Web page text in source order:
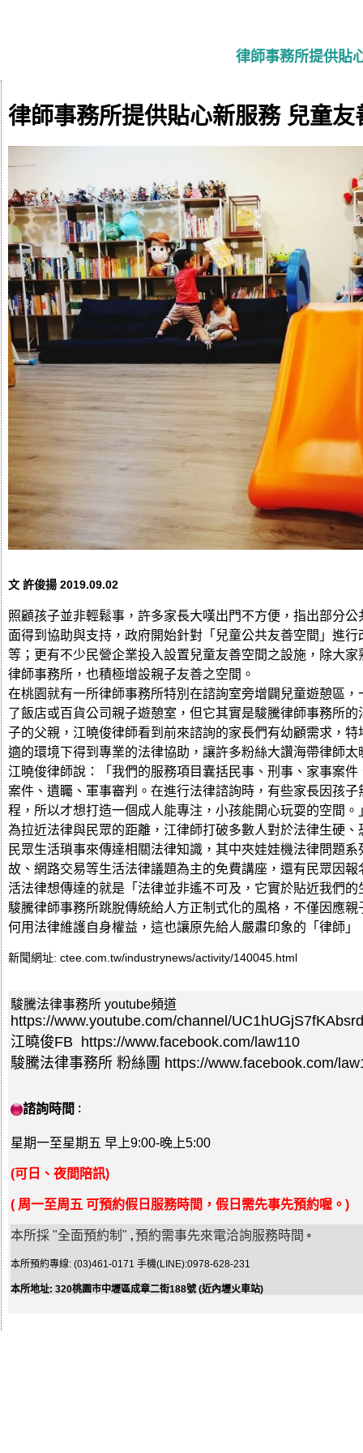
律師事務所提供貼
律師事務所提供貼心新服務 兒童
文 許俊揚 2019.09.02
照顧孩子並非輕鬆事，許多家長大嘆出門不方便，指出部分
面得到協助與支持，政府開始針對「兒童公共友善空間」進
等；更有不少民營企業投入設置兒童友善空間之設施，除大
律師事務所，也積極增設親子友善之空間。
在桃園就有一所律師事務所特別在諮詢室旁增闢兒童遊憩區
了飯店或百貨公司親子遊憩室，但它其實是駿騰律師事務所
子的父親，江曉俊律師看到前來諮詢的家長們有幼顧需求，
適的環境下得到專業的法律協助，讓許多粉絲大讚海帶律師太
江曉俊律師說：「我們的服務項目囊括民事、刑事、家事案
案件、遺矚、軍事審判。在進行法律諮詢時，有些家長因孩
程，所以才想打造一個成人能專注，小孩能開心玩耍的空間。
為拉近法律與民眾的距離，江律師打破多數人對於法律生硬
民眾生活瑣事來傳達相關法律知識，其中夾娃娃機法律問題
故、網路交易等生活法律議題為主的免費講座，還有民眾因
活法律想傳達的就是「法律並非遙不可及，它實於貼近我們
駿騰律師事務所跳脫傳統給人方正制式化的風格，不僅因應
何用法律維護自身權益，這也讓原先給人嚴肅印象的「律師
新聞網址: ctee.com.tw/industrynews/activity/140045.html
駿騰法律事務所 youtube頻道
https://www.youtube.com/channel/
江曉俊FB https://www.facebook.com/law110
駿騰法律事務所 粉絲團 https://www.facebook.com/
諮詢時間 ：
星期一至星期五 早上9:00-晚上5:00
(可日、夜間陪訊)
( 周一至周五 可預約假日服務時間，假日需先事先預約喔。)
本所採 "全面預約制" , 預約需事先來電洽詢服務時間 。
本所預約專線: (03)461-0171 手機(LINE):0978-628-231
本所地址: 320桃園市中壢區成章二街188號 (近內壢火車站)